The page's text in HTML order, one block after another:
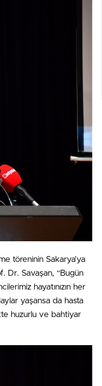
töreninin Sakarya’ya
Dr. Savaşan, “Bugün
hayatınızın her
yaşansa da hasta
huzurlu ve bahtiyar